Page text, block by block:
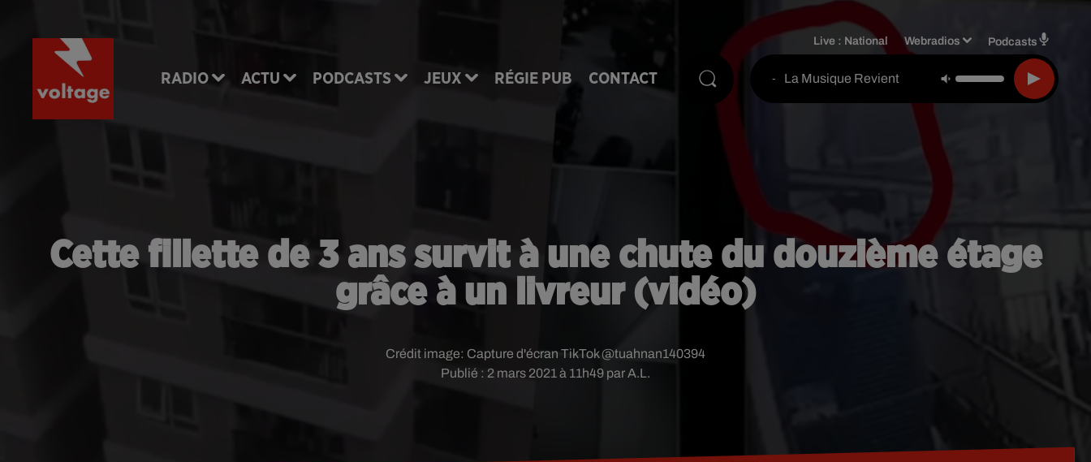
RADIO ACTU PODCASTS JEUX RÉGIE PUB CONTACT
Live : National Webradios Podcasts
- La Musique Revient
Cette fillette de 3 ans survit à une chute du douzième étage
grâce à un livreur (vidéo)
Publié : 2 mars 2021 à 11h49 par A.L.
Crédit image: Capture d'écran TikTok @tuahnan140394